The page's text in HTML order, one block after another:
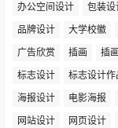
办公空间设计
包装设
品牌设计
大学校徽
广告欣赏
插画 插
标志设计
标志设计作
海报设计
电影海报
网站设计
网页设计